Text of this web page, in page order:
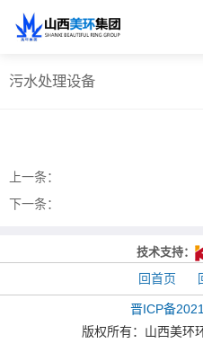
污水处理设备
上一条：
下一条：
技术支持：
回首页
晋ICP备
版权所有： 山西美环